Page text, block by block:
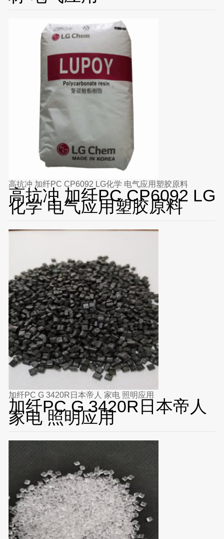
高抗冲 加纤PC CP6092 LG化学 电气应用塑胶原料
高抗冲 加纤PC CP6092 LG
化学 电气应用塑胶原料
加纤PC G 3420R日本帝人 家电 照明应用
加纤PC G 3420R日本帝人
家电 照明应用